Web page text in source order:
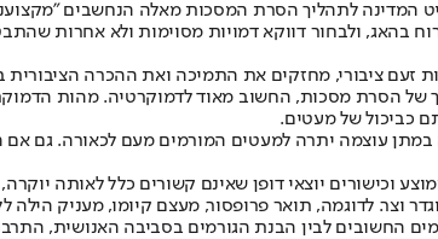
המדינה לתהליך הסרת המסכות מאלה הנחשבים
בהאג, ולבחור דווקא דמויות מסוימות ולא אחרות
ציבורי, מחזקים את התמיכה ואת ההכרה הציבורית
הסרת מסכות, החשוב מאוד לדמוקרטיה. מהות
כביכול של מעטים.
עוצמה יתרה למעטים המורמים מעם לכאורה. גם
וכישורים יוצאי דופן שאינם קשורים כלל לאותה
וצר. לדוגמה, תואר פרופסור, מעצם קיומו, מעניק
החשובים לבין הבנת הגורמים בסביבה האנושית,